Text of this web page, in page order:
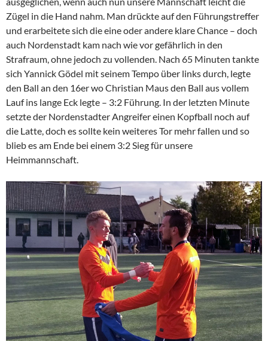
Zügel in die Hand nahm. Man drückte auf den Führungstreffer
und erarbeitete sich die eine oder andere klare Chance – doch
auch Nordenstadt kam nach wie vor gefährlich in den
Strafraum, ohne jedoch zu vollenden. Nach 65 Minuten tankte
sich Yannick Gödel mit seinem Tempo über links durch, legte
den Ball an den 16er wo Christian Maus den Ball aus vollem
Lauf ins lange Eck legte – 3:2 Führung. In der letzten Minute
setzte der Nordenstadter Angreifer einen Kopfball noch auf
die Latte, doch es sollte kein weiteres Tor mehr fallen und so
blieb es am Ende bei einem 3:2 Sieg für unsere
Heimmannschaft.